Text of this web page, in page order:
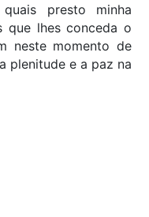
presto minha
que lhes conceda o
neste momento de
plenitude e a paz na